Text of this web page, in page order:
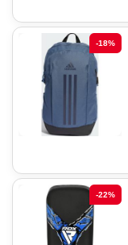
-18%
-22%